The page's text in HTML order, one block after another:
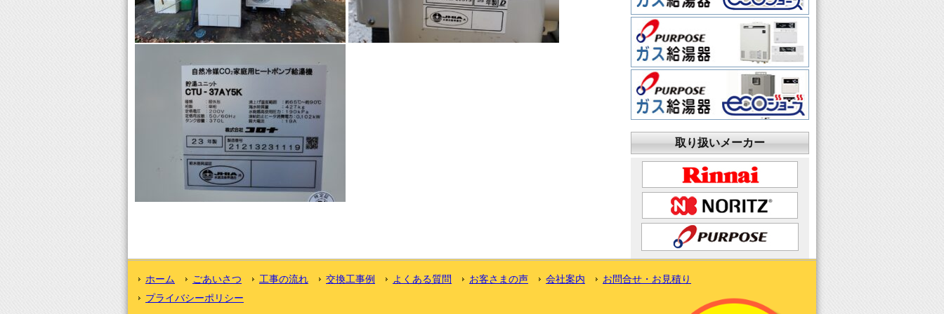
取り扱いメーカー
ホーム ごあいさつ 工事の流れ 交換工事例 よくある質問 お客さまの声 会社案内
お問合せ・お見積り
プライバシーポリシー